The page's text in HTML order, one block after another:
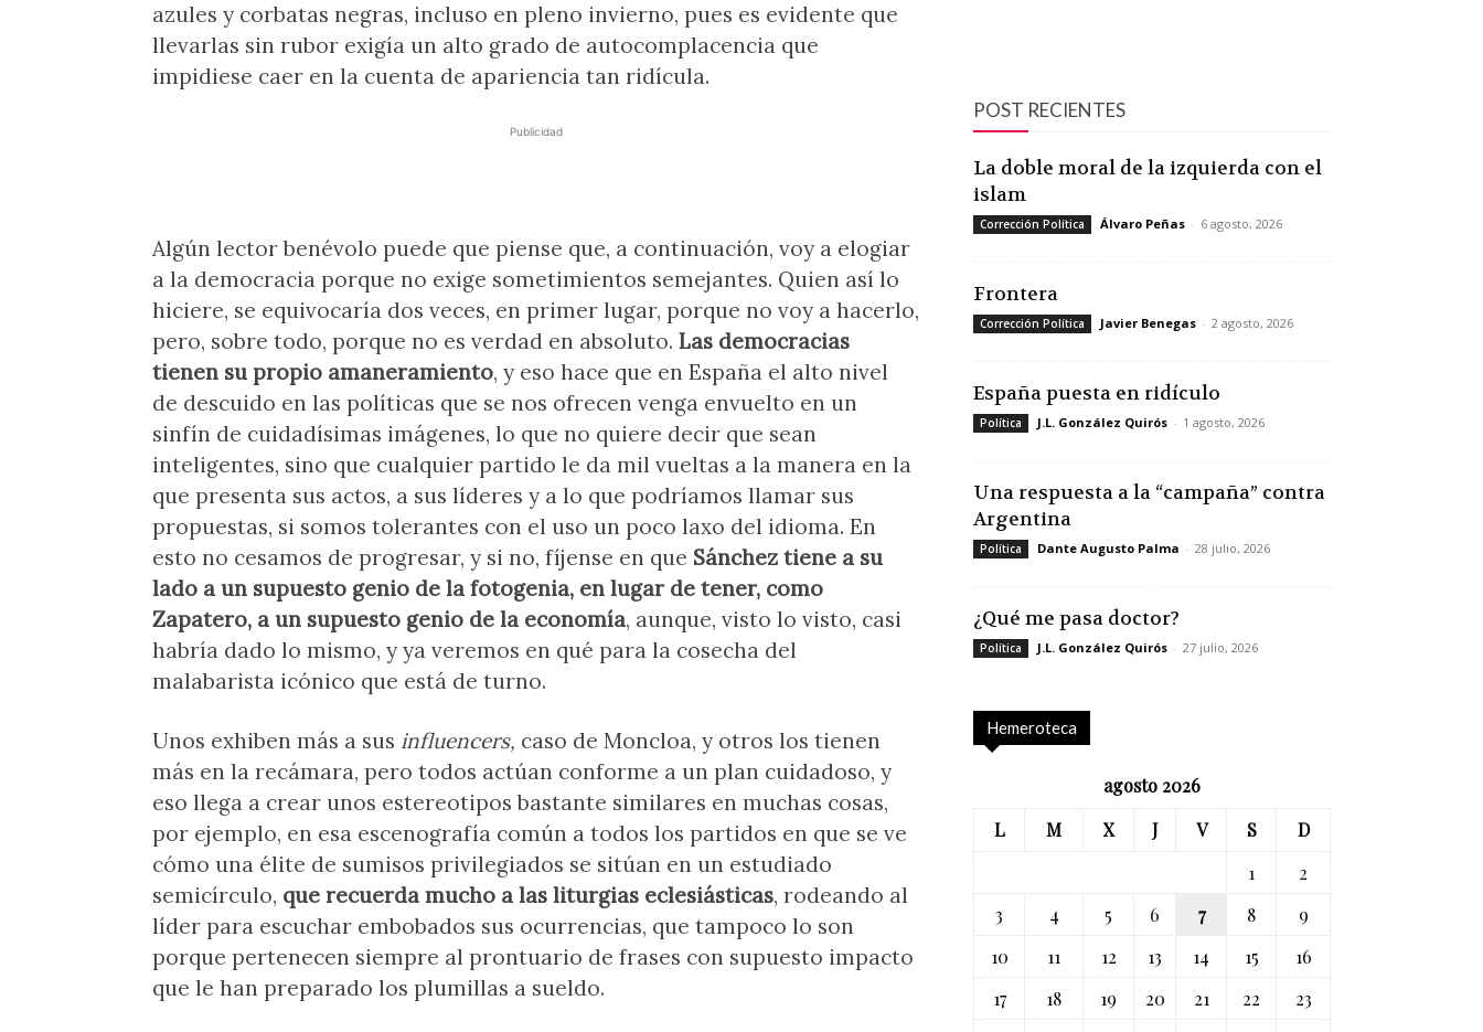
azules y corbatas negras, incluso en pleno invierno, pues es evidente que
llevarlas sin rubor exigía un alto grado de autocomplacencia que
impidiese caer en la cuenta de apariencia tan ridícula.
Publicidad
Algún lector benévolo puede que piense que, a continuación, voy a elogiar
a la democracia porque no exige sometimientos semejantes. Quien así lo
hiciere, se equivocaría dos veces, en primer lugar, porque no voy a hacerlo,
pero, sobre todo, porque no es verdad en absoluto. Las democracias
tienen su propio amaneramiento, y eso hace que en España el alto nivel
de descuido en las políticas que se nos ofrecen venga envuelto en un
sinfín de cuidadísimas imágenes, lo que no quiere decir que sean
inteligentes, sino que cualquier partido le da mil vueltas a la manera en la
que presenta sus actos, a sus líderes y a lo que podríamos llamar sus
propuestas, si somos tolerantes con el uso un poco laxo del idioma. En
esto no cesamos de progresar, y si no, fíjense en que Sánchez tiene a su
lado a un supuesto genio de la fotogenia, en lugar de tener, como
Zapatero, a un supuesto genio de la economía, aunque, visto lo visto, casi
habría dado lo mismo, y ya veremos en qué para la cosecha del
malabarista icónico que está de turno.
Unos exhiben más a sus influencers, caso de Moncloa, y otros los tienen
más en la recámara, pero todos actúan conforme a un plan cuidadoso, y
eso llega a crear unos estereotipos bastante similares en muchas cosas,
por ejemplo, en esa escenografía común a todos los partidos en que se ve
cómo una élite de sumisos privilegiados se sitúan en un estudiado
semicírculo, que recuerda mucho a las liturgias eclesiásticas, rodeando al
líder para escuchar embobados sus ocurrencias, que tampoco lo son
porque pertenecen siempre al prontuario de frases con supuesto impacto
que le han preparado los plumillas a sueldo.
POST RECIENTES
La doble moral de la izquierda con el
islam
Corrección Política Álvaro Peñas - 6 agosto, 2026
Frontera
Corrección Política Javier Benegas - 2 agosto, 2026
España puesta en ridículo
Política J.L. González Quirós - 1 agosto, 2026
Una respuesta a la “campaña” contra
Argentina
Política Dante Augusto Palma - 28 julio, 2026
¿Qué me pasa doctor?
Política J.L. González Quirós - 27 julio, 2026
Hemeroteca
agosto 2026
L
M X J V S
D
1
2
3
4 5 6 7 8
9
10
11 12 13 14 15
16
17
18 19 20 21 22
23